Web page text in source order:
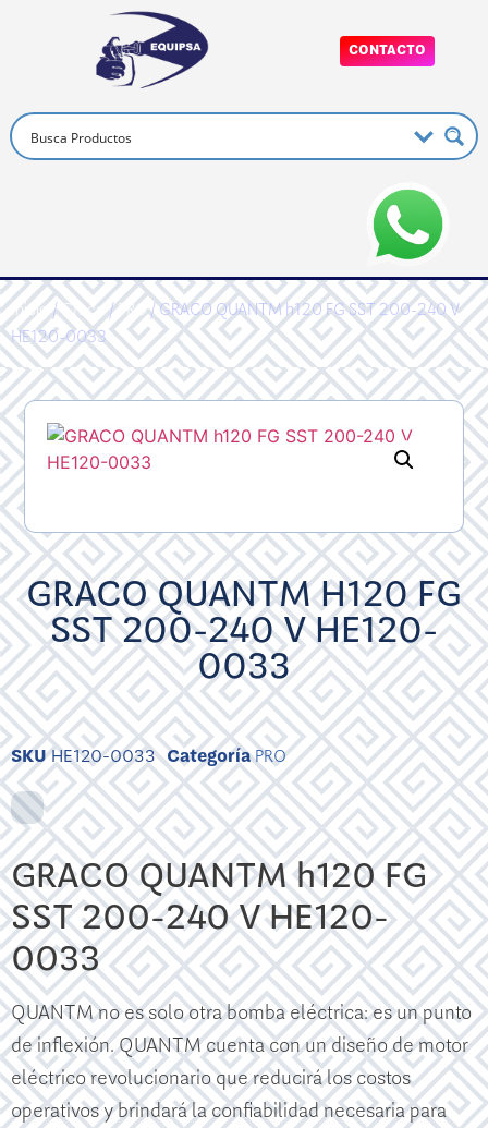
CONTACTO
Inicio/Graco/PRO/ GRACO QUANTM h120 FG SST 200-240 V
HE120-0033
GRACO QUANTM H120 FG
SST 200-240 V HE120-
0033
SKUHE120-0033 CategoríaPRO
GRACO QUANTM h120 FG
SST 200-240 V HE120-
0033
QUANTM no es solo otra bomba eléctrica: es un punto
de inflexión. QUANTM cuenta con un diseño de motor
eléctrico revolucionario que reducirá los costos
operativos y brindará la confiabilidad necesaria para